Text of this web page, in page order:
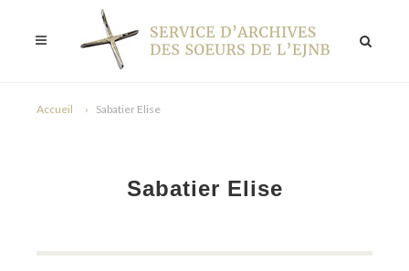
Accueil Sabatier Elise
Sabatier Elise